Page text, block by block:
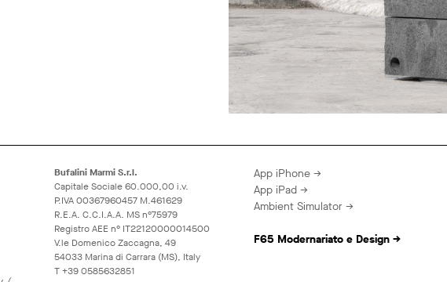
Bufalini Marmi S.r.l.
Capitale Sociale 60.000,00 i.v.
P.IVA 00367960457 M.461629
R.E.A. C.C.I.A.A. MS n°75979
Registro AEE n° IT22120000014500
V.le Domenico Zaccagna, 49
54033 Marina di Carrara (MS), Italy
T+39 0585632851
App iPhone →
App iPad →
Ambient Simulator →
F65 Modernariato e Design →